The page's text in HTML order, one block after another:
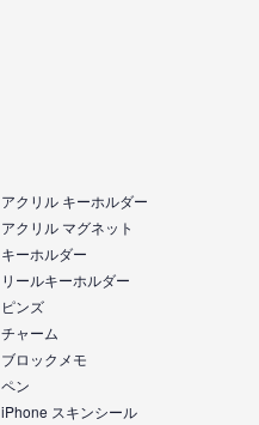
アクリル キーホルダー
アクリル マグネット
キーホルダー
リールキーホルダー
ピンズ
チャーム
ブロックメモ
ペン
iPhone スキンシール